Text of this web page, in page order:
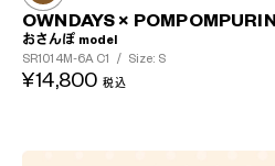
OWNDAYS × POMPOMPURIN
おさんぽ model
SR1014M-6A C1 / Size: S
¥14,800 税込